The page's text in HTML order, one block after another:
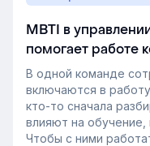
MBTI в
помогает работе
В одной команде
включаются в
кто-то сначала
влияют на обучение,
Чтобы с ними